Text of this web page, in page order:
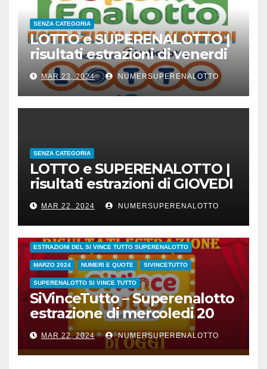
SENZA CATEGORIA
LOTTO e SUPERENALOTTO |
risultati estrazioni di venerdi
22 marzo 2024
MAR 23, 2024 NUMERSUPERENALOTTO
SENZA CATEGORIA
LOTTO e SUPERENALOTTO |
risultati estrazioni di GIOVEDI
21 marzo 2024
MAR 22, 2024 NUMERSUPERENALOTTO
CONC.212 MERCOLEDI 20 MARZO 2024
ESTRAZIONI DEL SI VINCE TUTTO SUPERENALOTTO
MARZO 2024 NUMERI E QUOTE SIVINCETUTTO
SUPERENALOTTO SI VINCE TUTTO
SiVinceTutto – Superenalotto
estrazione di mercoledi 20
marzo 2024 numeri vincenti
e quote
MAR 22, 2024 NUMERSUPERENALOTTO